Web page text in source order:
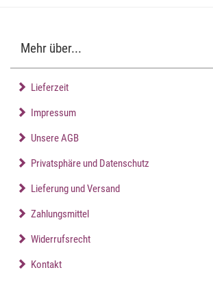
Mehr über...
Lieferzeit
Impressum
Unsere AGB
Privatsphäre und Datenschutz
Lieferung und Versand
Zahlungsmittel
Widerrufsrecht
Kontakt